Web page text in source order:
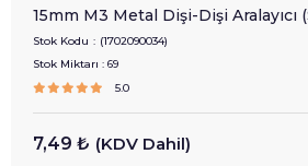
15mm M3 Metal Dişi-Dişi Aralayıcı
Stok Kodu
(1702090034)
Stok Miktarı : 69
5.0
7,49 ₺ (KDV Dahil)